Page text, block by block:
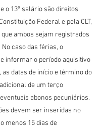
o 13º salário são direitos
Federal e pela CLT,
que ambos sejam registrados
caso das férias, o
informar o período aquisitivo
datas de início e término do
de um terço
abonos pecuniários.
devem ser inseridas no
menos 15 dias de